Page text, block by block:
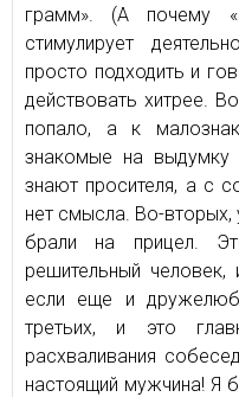
грамм». (А почему
стимулирует
просто подходить и
действовать хитрее.
попало, а к
знакомые на выдумку
знают просителя, а с
нет смысла. Во-вторых,
брали на прицел.
решительный человек,
если еще и
третьих, и это
расхваливания
настоящий мужчина! Я